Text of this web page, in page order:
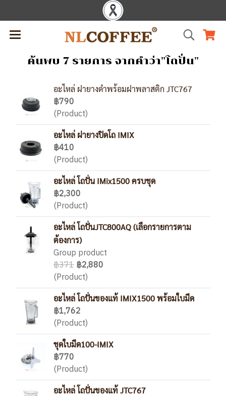
ค้นพบ 7 รายการ จากคำว่า"โถปั่น"
อะไหล่ ฝายางดำพร้อมฝาพลาสติก JTC767
฿790
(Product)
อะไหล่ ฝายางปิดโถ IMIX
฿410
(Product)
อะไหล่ โถปั่น IMix1500 ครบชุด
฿2,300
(Product)
อะไหล่ โถปั่นJTC800AQ (เลือกรายการตาม
ต้องการ)
Group product
฿371฿2,880
(Product)
อะไหล่ โถปั่นของแท้ IMIX1500 พร้อมใบมีด
฿1,762
(Product)
ชุดใบมีด100-IMIX
฿770
(Product)
อะไหล่ โถปั่นของแท้ JTC767